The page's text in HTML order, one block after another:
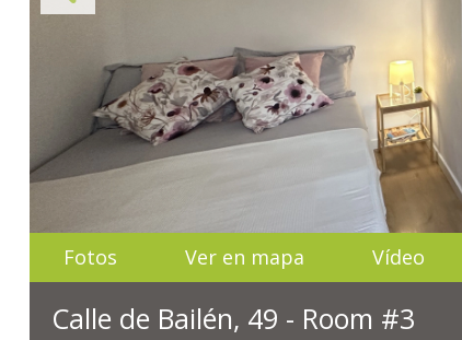
Fotos Ver en mapa Vídeo
Calle de Bailén, 49 - Room #3